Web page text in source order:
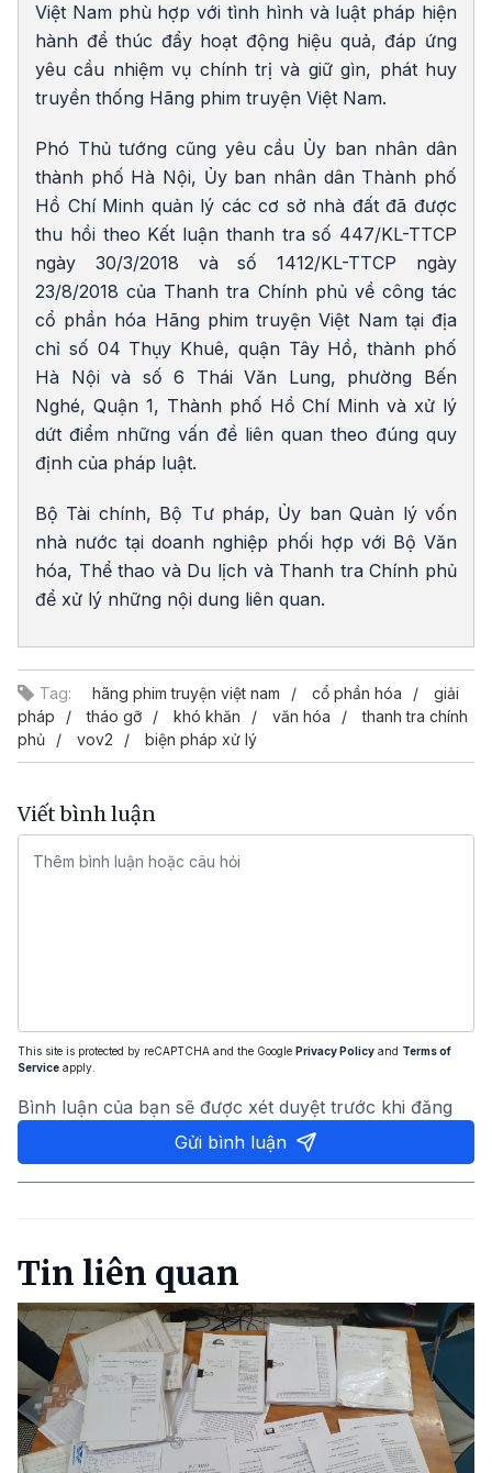
Việt Nam phù hợp với tình hình và luật pháp hiện
hành để thúc đẩy hoạt động hiệu quả, đáp ứng
yêu cầu nhiệm vụ chính trị và giữ gìn, phát huy
truyền thống Hãng phim truyện Việt Nam.
Phó Thủ tướng cũng yêu cầu Ủy ban nhân dân
thành phố Hà Nội, Ủy ban nhân dân Thành phố
Hồ Chí Minh quản lý các cơ sở nhà đất đã được
thu hồi theo Kết luận thanh tra số 447/KL-TTCP
ngày 30/3/2018 và số 1412/KL-TTCP ngày
23/8/2018 của Thanh tra Chính phủ về công tác
cổ phần hóa Hãng phim truyện Việt Nam tại địa
chỉ số 04 Thụy Khuê, quận Tây Hồ, thành phố
Hà Nội và số 6 Thái Văn Lung, phường Bến
Nghé, Quận 1, Thành phố Hồ Chí Minh và xử lý
dứt điểm những vấn đề liên quan theo đúng quy
định của pháp luật.
Bộ Tài chính, Bộ Tư pháp, Ủy ban Quản lý vốn
nhà nước tại doanh nghiệp phối hợp với Bộ Văn
hóa, Thể thao và Du lịch và Thanh tra Chính phủ
để xử lý những nội dung liên quan.
Tag: hãng phim truyện việt nam cổ phần hóa
giải
pháp
tháo gỡ khó khăn văn hóa
thanh tra chính
phủ
vov2 biện pháp xử lý
Viết bình luận
This site is protected by reCAPTCHA and the Google Privacy Policy and Terms of
Service apply.
Bình luận của bạn sẽ được xét duyệt trước khi đăng
Gửi bình luận
Tin liên quan